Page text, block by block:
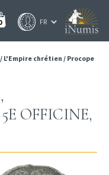
/ L'Empire chrétien / Procope
OFFICINE,